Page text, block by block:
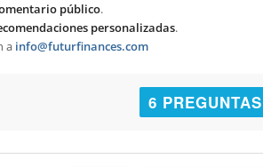
público.
personalizadas.
a info@futurfinances.com
6 PREGUNTAS